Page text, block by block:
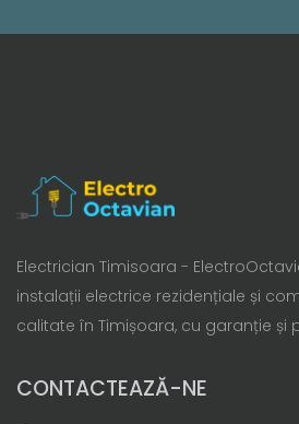
Electrician Timisoara -
instalații electrice rezidențiale și
calitate în Timișoara, cu garanție și
CONTACTEAZĂ-NE